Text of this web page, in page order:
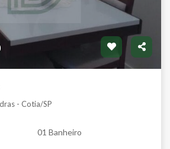
- Cotia/SP
01 Banheiro